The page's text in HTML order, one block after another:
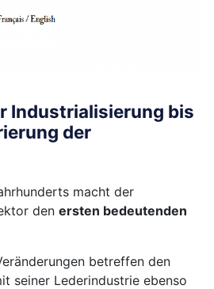
Industrialisierung bis
der
macht der
den ersten bedeutenden
betreffen den
seiner Lederindustrie ebenso